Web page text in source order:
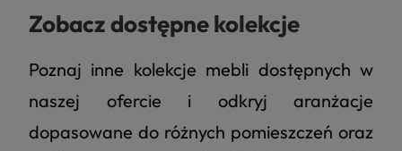
Zobacz dostępne kolekcje
Poznaj inne kolekcje mebli dostępnych w
naszej ofercie i odkryj aranżacje
dopasowane do różnych pomieszczeń oraz